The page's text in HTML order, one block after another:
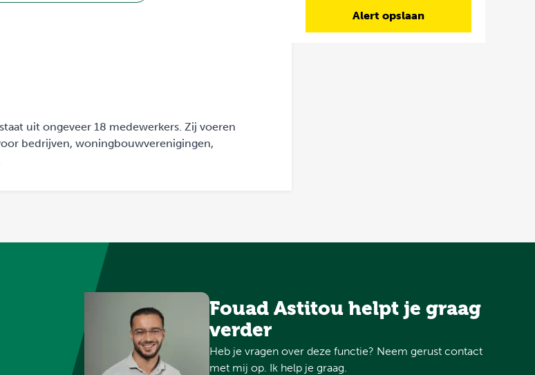
uit ongeveer 18 medewerkers. Zij voeren
bedrijven, woningbouwverenigingen,
Fouad Astitou helpt je graag
verder
Heb je vragen over deze functie? Neem gerust contact
met mij op. Ik help je graag.